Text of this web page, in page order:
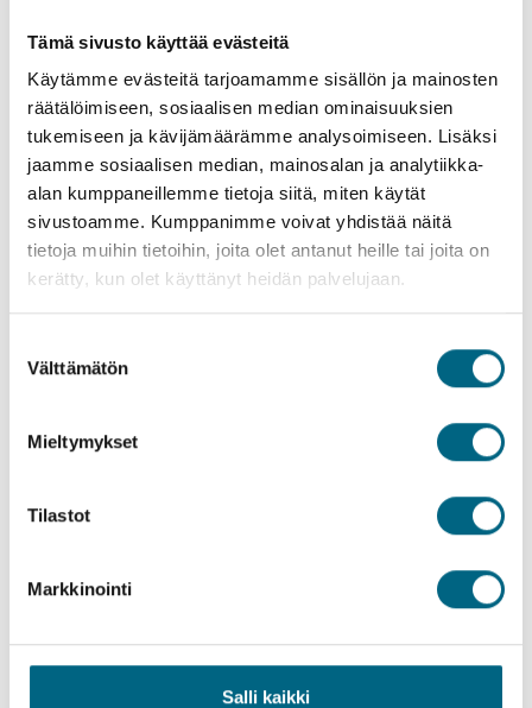
Tämä sivusto käyttää evästeitä
Käytämme evästeitä tarjoamamme sisällön ja mainosten
räätälöimiseen, sosiaalisen median ominaisuuksien
tukemiseen ja kävijämäärämme analysoimiseen. Lisäksi
jaamme sosiaalisen median, mainosalan ja analytiikka-
alan kumppaneillemme tietoja siitä, miten käytät
sivustoamme. Kumppanimme voivat yhdistää näitä
tietoja muihin tietoihin, joita olet antanut heille tai joita on
kerätty, kun olet käyttänyt heidän palvelujaan.
valinta
Välttämätön
Mieltymykset
Tilastot
Markkinointi
Salli kaikki
19.4.2022 Kategoriat
Testaa mikä Kristinan yhteismatkatyyppi sopii sinulle
parhaiten?
Kristinalla tarjoamme yhteisöllisiä yhteismatkoja erilaisiin
tarpeisiisi. Voit matkustaa meritse, maitse tai jokia pitkin sekä
majoittua niin laivalla kuin korkeatasoisissa hotelleissa. Olemme
Lue lisää
Haaveiletko kiertäväsi Euroopan kohteita autolla, junalla tai
bussilla liikkuen? Säästä aikaa sekä hermoja suunnittelussa ja
aikaa vievimmät osuudet kuten järjestäneet lentokenttä- ja
siirtymäkuljetukset sekä